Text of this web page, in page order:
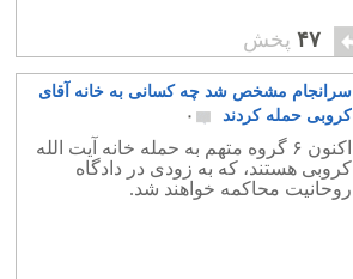
۴۷ پخش
سرانجام مشخص شد چه کسانی به خانه آقای
کروبی حمله کردند
۰
اکنون ۶ گروه متهم به حمله خانه آیت الله
کروبی هستند، که به زودی در دادگاه
روحانیت محاکمه خواهند شد.